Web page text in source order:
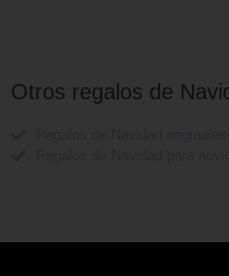
Otros regalos de